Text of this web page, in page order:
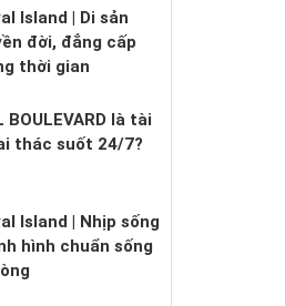
Island | Di sản
đời, đẳng cấp
thời gian
BOULEVARD là tài
thác suốt 24/7?
Island | Nhịp sống
hình chuẩn sống